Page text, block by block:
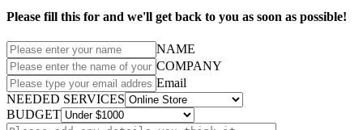
Please fill this for and we'll get back to you as soon as possible!
NAME
COMPANY
Email
NEEDED SERVICES
BUDGET